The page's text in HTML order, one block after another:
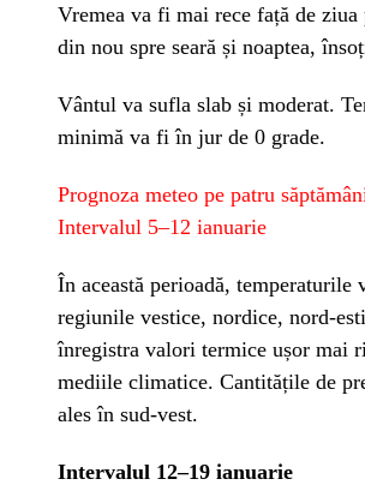
Vremea va fi mai rece față de
din nou spre seară și noaptea,
Vântul va sufla slab și moderat.
minimă va fi în jur de 0 grade.
Prognoza meteo pe patru
Intervalul 5–12 ianuarie
În această perioadă,
regiunile vestice, nordice, nord-
înregistra valori termice ușor mai
mediile climatice. Cantitățile de
ales în sud-vest.
Intervalul 12–19 ianuarie